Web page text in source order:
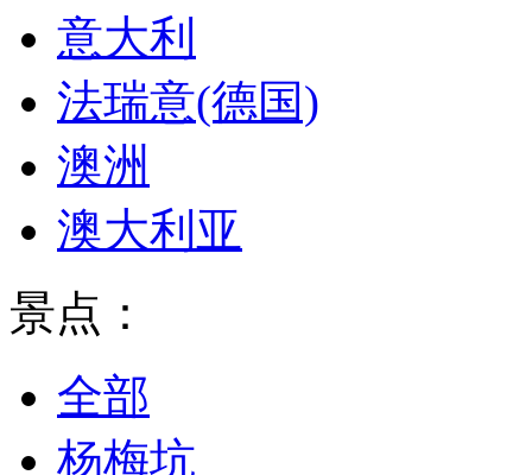
意大利
法瑞意(德国)
澳洲
澳大利亚
景点：
全部
杨梅坑